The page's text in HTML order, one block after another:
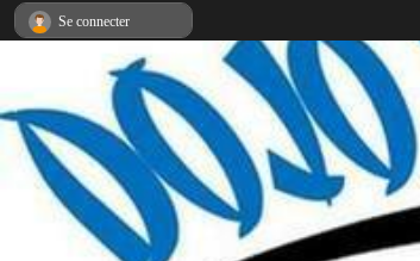
Se connecter
Panneau de gestion des cookies